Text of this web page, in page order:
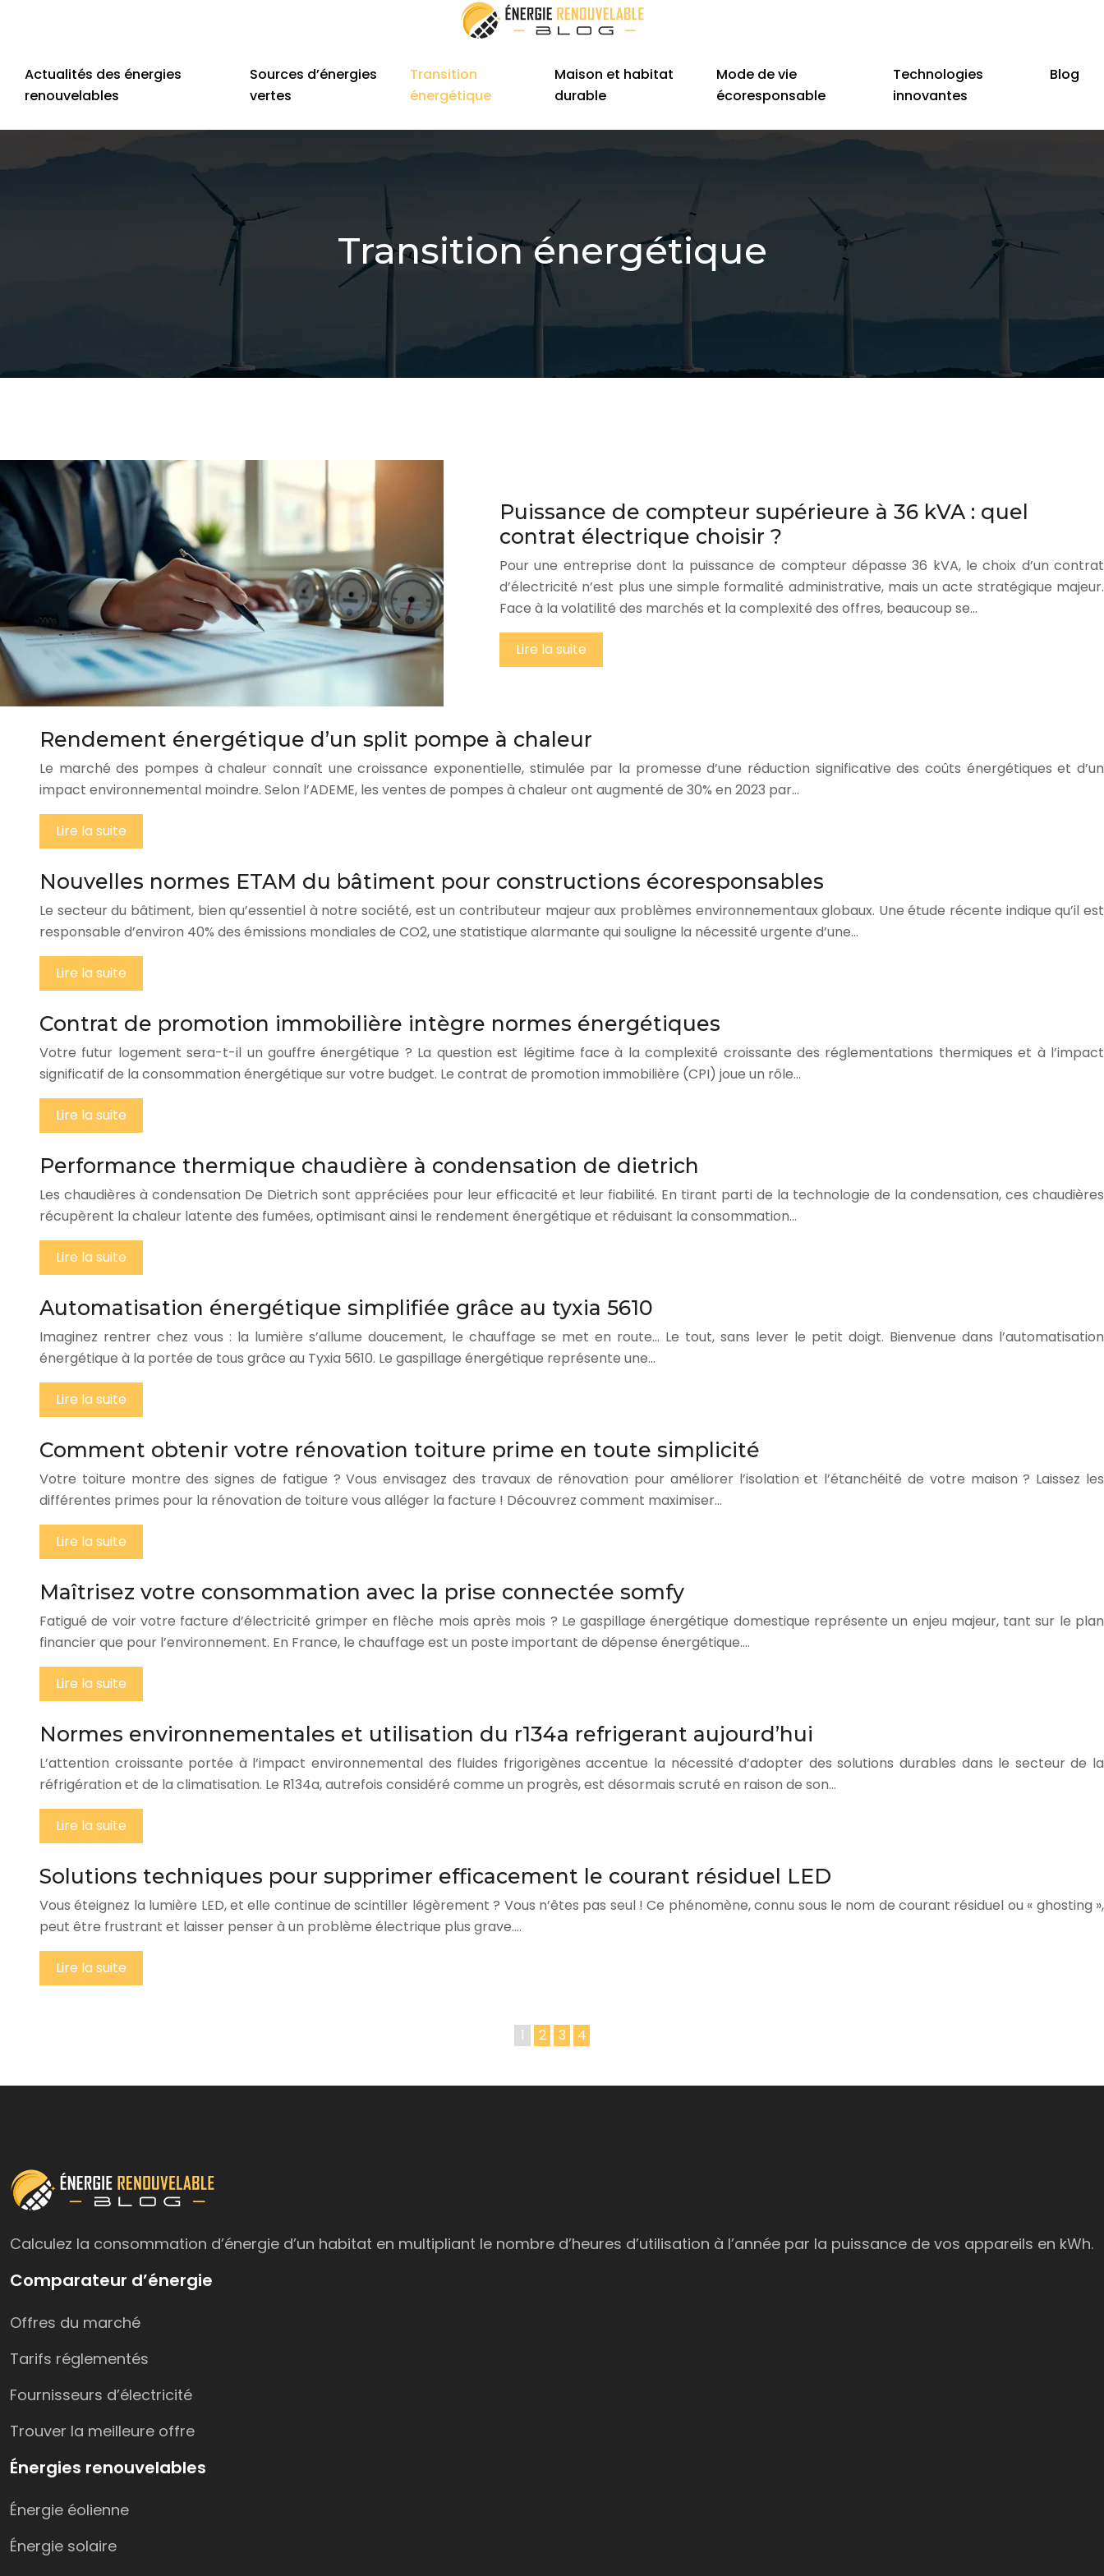
Actualités des énergies
renouvelables
Sources d’énergies
vertes
Transition
énergétique
Maison et habitat
durable
Mode de vie
écoresponsable
Technologies
innovantes
Blog
Transition énergétique
Puissance de compteur supérieure à 36 kVA : quel
contrat électrique choisir ?
Pour une entreprise dont la puissance de compteur dépasse 36 kVA, le choix d’un contrat
d’électricité n’est plus une simple formalité administrative, mais un acte stratégique majeur.
Face à la volatilité des marchés et la complexité des offres, beaucoup se…
Lire la suite
Rendement énergétique d’un split pompe à chaleur
Le marché des pompes à chaleur connaît une croissance exponentielle, stimulée par la promesse d’une réduction significative des coûts énergétiques et d’un
impact environnemental moindre. Selon l’ADEME, les ventes de pompes à chaleur ont augmenté de 30% en 2023 par…
Lire la suite
Nouvelles normes ETAM du bâtiment pour constructions écoresponsables
Le secteur du bâtiment, bien qu’essentiel à notre société, est un contributeur majeur aux problèmes environnementaux globaux. Une étude récente indique qu’il est
responsable d’environ 40% des émissions mondiales de CO2, une statistique alarmante qui souligne la nécessité urgente d’une…
Lire la suite
Contrat de promotion immobilière intègre normes énergétiques
Votre futur logement sera-t-il un gouffre énergétique ? La question est légitime face à la complexité croissante des réglementations thermiques et à l’impact
significatif de la consommation énergétique sur votre budget. Le contrat de promotion immobilière (CPI) joue un rôle…
Lire la suite
Performance thermique chaudière à condensation de dietrich
Les chaudières à condensation De Dietrich sont appréciées pour leur efficacité et leur fiabilité. En tirant parti de la technologie de la condensation, ces chaudières
récupèrent la chaleur latente des fumées, optimisant ainsi le rendement énergétique et réduisant la consommation…
Lire la suite
Automatisation énergétique simplifiée grâce au tyxia 5610
Imaginez rentrer chez vous : la lumière s’allume doucement, le chauffage se met en route… Le tout, sans lever le petit doigt. Bienvenue dans l’automatisation
énergétique à la portée de tous grâce au Tyxia 5610. Le gaspillage énergétique représente une…
Lire la suite
Comment obtenir votre rénovation toiture prime en toute simplicité
Votre toiture montre des signes de fatigue ? Vous envisagez des travaux de rénovation pour améliorer l’isolation et l’étanchéité de votre maison ? Laissez les
différentes primes pour la rénovation de toiture vous alléger la facture ! Découvrez comment maximiser…
Lire la suite
Maîtrisez votre consommation avec la prise connectée somfy
Fatigué de voir votre facture d’électricité grimper en flèche mois après mois ? Le gaspillage énergétique domestique représente un enjeu majeur, tant sur le plan
financier que pour l’environnement. En France, le chauffage est un poste important de dépense énergétique….
Lire la suite
Normes environnementales et utilisation du r134a refrigerant aujourd’hui
L’attention croissante portée à l’impact environnemental des fluides frigorigènes accentue la nécessité d’adopter des solutions durables dans le secteur de la
réfrigération et de la climatisation. Le R134a, autrefois considéré comme un progrès, est désormais scruté en raison de son…
Lire la suite
Solutions techniques pour supprimer efficacement le courant résiduel LED
Vous éteignez la lumière LED, et elle continue de scintiller légèrement ? Vous n’êtes pas seul ! Ce phénomène, connu sous le nom de courant résiduel ou « ghosting »,
peut être frustrant et laisser penser à un problème électrique plus grave….
Lire la suite
1 2 3 4
Calculez la consommation d’énergie d’un habitat en multipliant le nombre d’heures d’utilisation à l’année par la puissance de vos appareils en kWh.
Comparateur d’énergie
Offres du marché
Tarifs réglementés
Fournisseurs d’électricité
Trouver la meilleure offre
Énergies renouvelables
Énergie éolienne
Énergie solaire